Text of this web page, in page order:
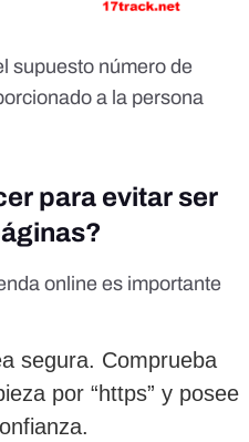
supuesto número de
a la persona
para evitar ser
online es importante
segura. Comprueba
por “https” y posee